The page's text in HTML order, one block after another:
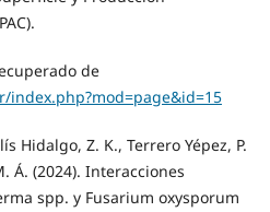
de
index.php?mod=page&id=15
Hidalgo, Z. K., Terrero Yépez, P.
Á. (2024). Interacciones
spp. y Fusarium oxysporum